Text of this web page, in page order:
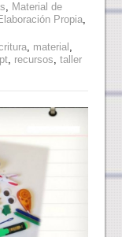
, Material de
Propia,
, material ,
pt, recursos, taller